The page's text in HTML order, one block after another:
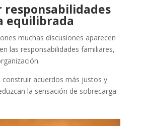
responsabilidades
equilibrada
muchas discusiones aparecen
las responsabilidades familiares,
construir acuerdos más justos y
la sensación de sobrecarga.